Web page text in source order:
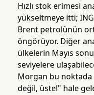
Hızlı stok erimesi
yükseltmeye itti;
Brent petrolünün
öngörüyor. Diğer
ülkelerin Mayıs
seviyelere
Morgan bu noktada
değil, üstel" hale